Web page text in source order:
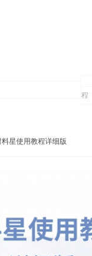
程
料星使用教程详细版